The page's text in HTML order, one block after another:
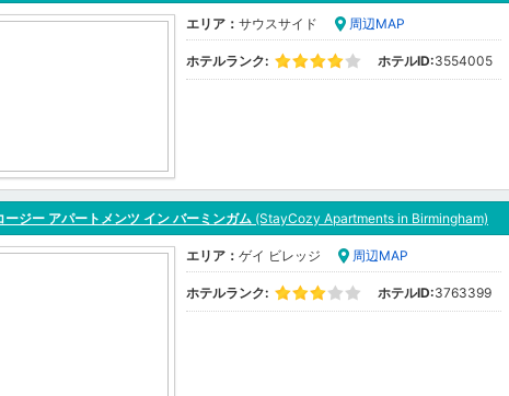
エリア： サウスサイド 周辺MAP
ホテルランク: ホテルID:3554005
ージー アパートメンツ イン バーミンガム (StayCozy Apartments in Birmingham)
エリア： ゲイ ビレッジ 周辺MAP
ホテルランク: ホテルID:3763399